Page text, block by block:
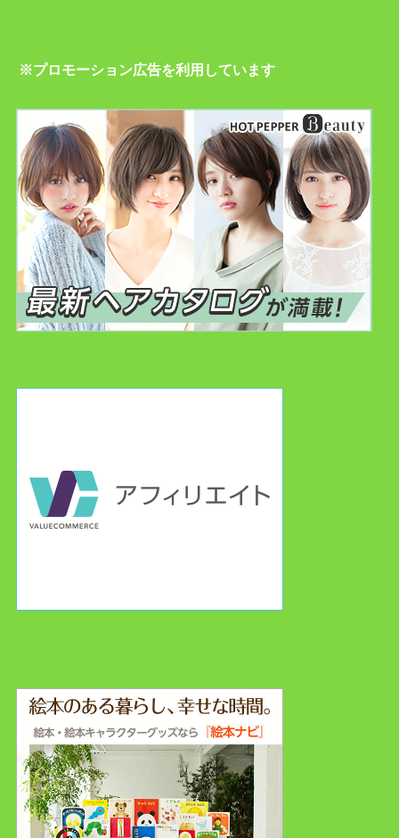
※プロモーション広告を利用しています